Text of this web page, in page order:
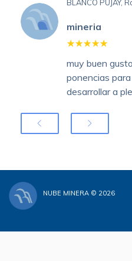
BLANCO PUJAY,
mineria
muy buen
ponencias
desarrollar a
NUBE MINERA © 2026